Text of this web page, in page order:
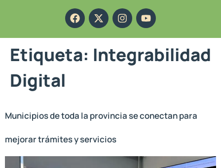
Etiqueta: Integrabilidad
Digital
Municipios de toda la provincia se conectan para
mejorar trámites y servicios